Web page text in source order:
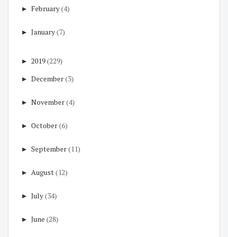
► February(4)
► January(7)
► 2019(229)
► December(3)
► November(4)
► October(6)
► September(11)
► August(12)
► July(34)
► June (28)